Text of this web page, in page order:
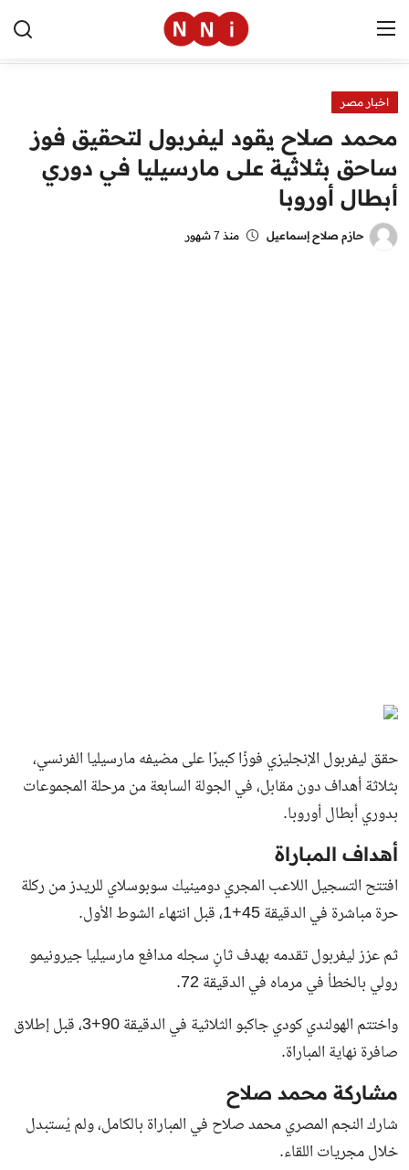
الرئيسية
اخبار مصر
العالم
الرياضة
اخبار مصر
محمد صلاح يقود ليفربول لتحقيق فوز
ساحق بثلاثية على مارسيليا في دوري
أبطال أوروبا
حازم صلاح إسماعيل منذ 7 شهور
حقق ليفربول الإنجليزي فوزًا كبيرًا على مضيفه مارسيليا الفرنسي،
بثلاثة أهداف دون مقابل، في الجولة السابعة من مرحلة المجموعات
بدوري أبطال أوروبا.
أهداف المباراة
افتتح التسجيل اللاعب المجري دومينيك سوبوسلاي للريدز من ركلة
حرة مباشرة في الدقيقة 45+1، قبل انتهاء الشوط الأول.
ثم عزز ليفربول تقدمه بهدف ثانٍ سجله مدافع مارسيليا جيرونيمو
رولي بالخطأ في مرماه في الدقيقة 72.
واختتم الهولندي كودي جاكبو الثلاثية في الدقيقة 90+3، قبل إطلاق
صافرة نهاية المباراة.
مشاركة محمد صلاح
شارك النجم المصري محمد صلاح في المباراة بالكامل، ولم يُستبدل
خلال مجريات اللقاء.